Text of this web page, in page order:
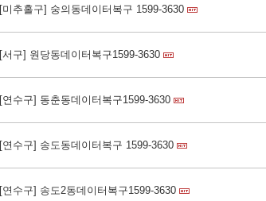
[미추홀구] 숭의동데이터복구 1599-3630
[서구] 원당동데이터복구1599-3630
[연수구] 동춘동데이터복구1599-3630
[연수구] 송도동데이터복구 1599-3630
[연수구] 송도2동데이터복구1599-3630